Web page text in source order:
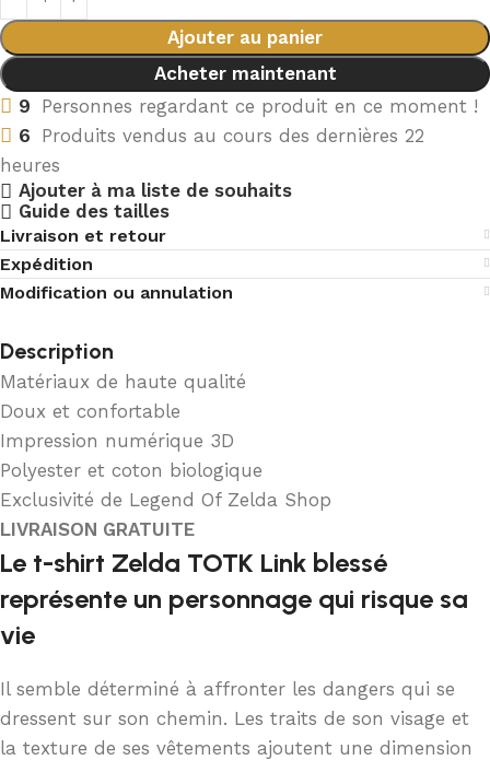
Ajouter au panier
Acheter maintenant
9 Personnes regardant ce produit en ce moment !
6 Produits vendus au cours des dernières 22
heures
Ajouter à ma liste de souhaits
Guide des tailles
Livraison et retour
Expédition
Modification ou annulation
Description
Matériaux de haute qualité
Doux et confortable
Impression numérique 3D
Polyester et coton biologique
Exclusivité de Legend Of Zelda Shop
LIVRAISON GRATUITE
Le t-shirt Zelda TOTK Link blessé
représente un personnage qui risque sa
vie
Il semble déterminé à affronter les dangers qui se
dressent sur son chemin. Les traits de son visage et
la texture de ses vêtements ajoutent une dimension